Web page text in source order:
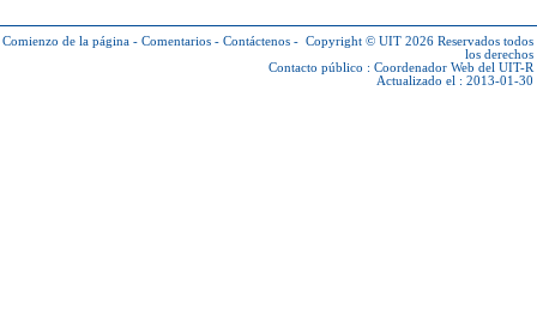
Comienzo de la página - Comentarios - Contáctenos - Copyright © UIT 2026 Reservados todos
los derechos
Contacto público : Coordenador Web del UIT-R
Actualizado el : 2013-01-30